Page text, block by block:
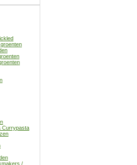
Currypasta
/